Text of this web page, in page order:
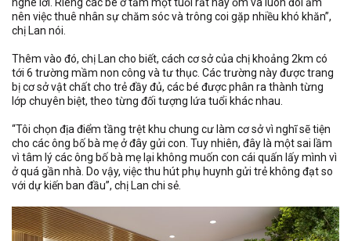
nên việc thuê nhân sự chăm sóc và trông coi gặp nhiều khó khăn”,
chị Lan nói.
Thêm vào đó, chị Lan cho biết, cách cơ sở của chị khoảng 2km có
tới 6 trường mầm non công và tư thục. Các trường này được trang
bị cơ sở vật chất cho trẻ đầy đủ, các bé được phân ra thành từng
lớp chuyên biệt, theo từng đối tượng lứa tuổi khác nhau.
“Tôi chọn địa điểm tầng trệt khu chung cư làm cơ sở vì nghĩ sẽ tiện
cho các ông bố bà mẹ ở đây gửi con. Tuy nhiên, đây là một sai lầm
vì tâm lý các ông bố bà mẹ lại không muốn con cái quấn lấy mình vì
ở quá gần nhà. Do vậy, việc thu hút phụ huynh gửi trẻ không đạt so
với dự kiến ban đầu”, chị Lan chi sẻ.